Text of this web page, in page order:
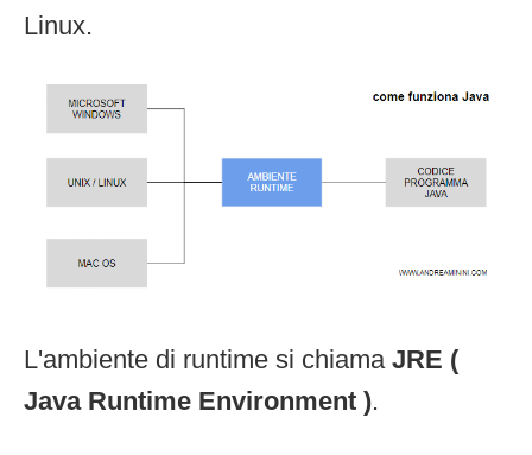
Linux.
L'ambiente di runtime si chiama JRE (
Java Runtime Environment ).